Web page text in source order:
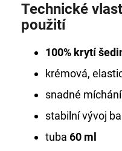
Technické
použití
100% krytí
krémová,
snadné
stabilní vývoj
tuba 60 ml